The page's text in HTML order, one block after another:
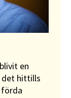
en
det hittills